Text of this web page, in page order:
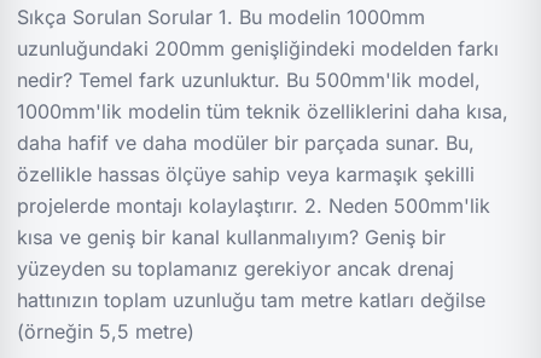
Sıkça Sorulan Sorular 1. Bu modelin 1000mm
uzunluğundaki 200mm genişliğindeki modelden farkı
nedir? Temel fark uzunluktur. Bu 500mm'lik model,
1000mm'lik modelin tüm teknik özelliklerini daha kısa,
daha hafif ve daha modüler bir parçada sunar. Bu,
özellikle hassas ölçüye sahip veya karmaşık şekilli
projelerde montajı kolaylaştırır. 2. Neden 500mm'lik
kısa ve geniş bir kanal kullanmalıyım? Geniş bir
yüzeyden su toplamanız gerekiyor ancak drenaj
hattınızın toplam uzunluğu tam metre katları değilse
(örneğin 5,5 metre)